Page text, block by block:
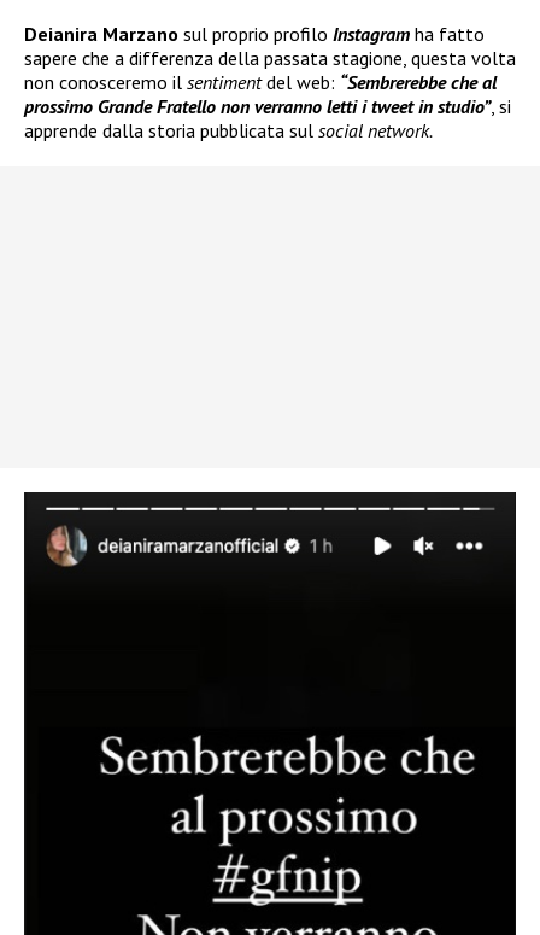
Deianira Marzano sul proprio profilo Instagram ha fatto
sapere che a differenza della passata stagione, questa volta
non conosceremo il sentimentdel web: “Sembrerebbe che al
prossimo Grande Fratello non verranno letti i tweet in studio”, si
apprende dalla storia pubblicata sul social network.